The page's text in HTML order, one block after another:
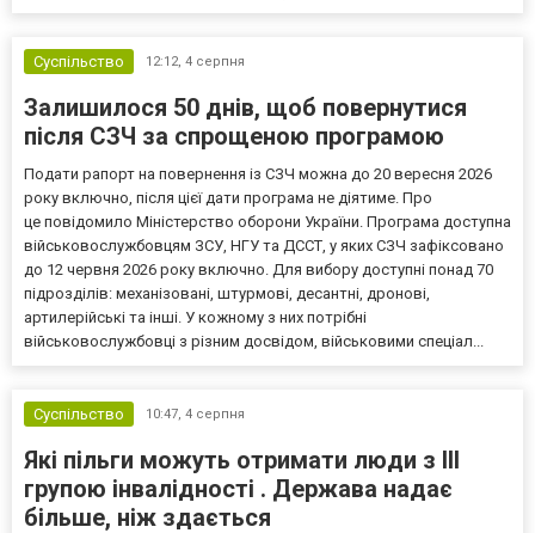
Суспільство
12:12, 4 серпня
Залишилося 50 днів, щоб повернутися
після СЗЧ за спрощеною програмою
Подати рапорт на повернення із СЗЧ можна до 20 вересня 2026
року включно, після цієї дати програма не діятиме. Про
це повідомило Міністерство оборони України. Програма доступна
військовослужбовцям ЗСУ, НГУ та ДССТ, у яких СЗЧ зафіксовано
до 12 червня 2026 року включно. Для вибору доступні понад 70
підрозділів: механізовані, штурмові, десантні, дронові,
артилерійські та інші. У кожному з них потрібні
військовослужбовці з різним досвідом, військовими спеціал...
Суспільство 10:47, 4 серпня
Які пільги можуть отримати люди з III
групою інвалідності . Держава надає
більше, ніж здається